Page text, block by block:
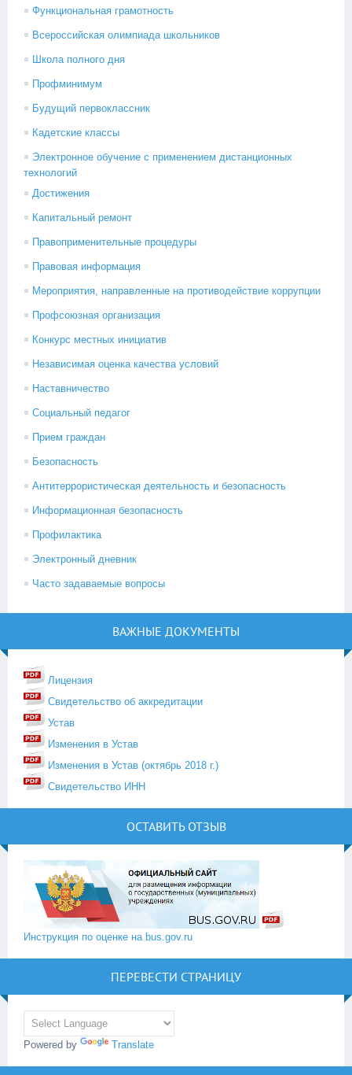
Функциональная грамотность
Всероссийская олимпиада школьников
Школа полного дня
Профминимум
Будущий первоклассник
Кадетские классы
Электронное обучение с применением дистанционных
технологий
Достижения
Капитальный ремонт
Правоприменительные процедуры
Правовая информация
Мероприятия, направленные на противодействие коррупции
Профсоюзная организация
Конкурс местных инициатив
Независимая оценка качества условий
Наставничество
Социальный педагог
Прием граждан
Безопасность
Антитеррористическая деятельность и безопасность
Информационная безопасность
Профилактика
Электронный дневник
Часто задаваемые вопросы
ВАЖНЫЕ ДОКУМЕНТЫ
Лицензия
Свидетельство об аккредитации
Устав
Изменения в Устав
Изменения в Устав (октябрь 2018 г.)
Свидетельство ИНН
ОСТАВИТЬ ОТЗЫВ
Инструкция по оценке на bus.gov.ru
ПЕРЕВЕСТИ СТРАНИЦУ
Powered by Translate